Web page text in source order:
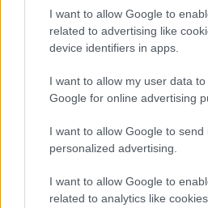
I want to allow Google to
related to advertising like
device identifiers in apps.
I want to allow my user data
Google for online advertising
I want to allow Google to send
personalized advertising.
I want to allow Google to
related to analytics like